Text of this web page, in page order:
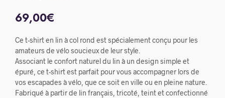
69,00€
Ce t-shirt en lin à col rond est spécialement conçu pour les
amateurs de vélo soucieux de leur style.
Associant le confort naturel du lin à un design simple et
épuré, ce t-shirt est parfait pour vous accompagner lors de
vos escapades à vélo, que ce soit en ville ou en pleine nature.
Fabriqué à partir de lin français, tricoté, teint et confectionné